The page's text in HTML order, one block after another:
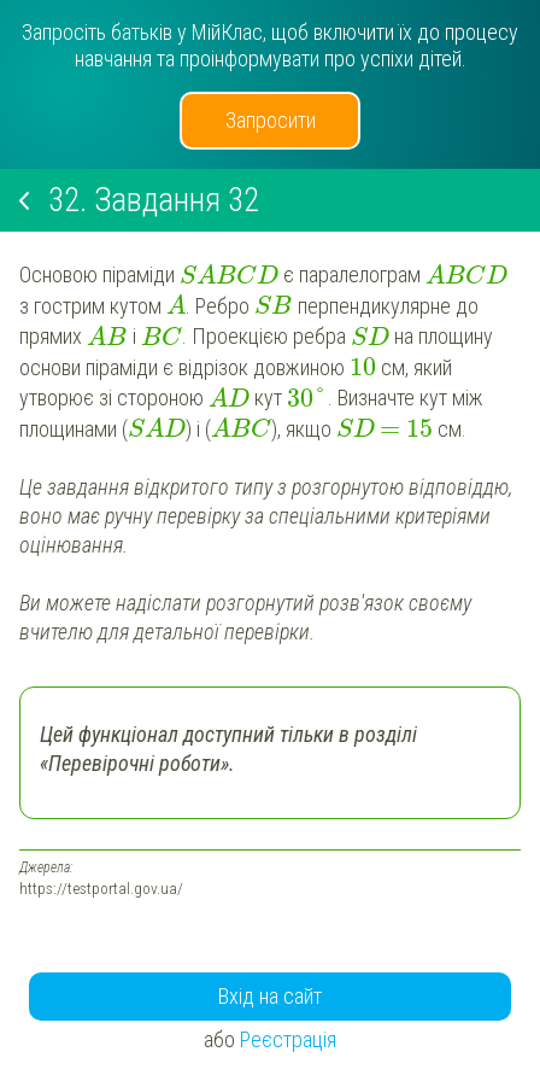
Запросіть батьків у МійКлас, щоб включити їх до процесу
навчання та проінформувати про успіхи дітей.
Запросити
32. Завдання 32
Основою піраміди SABCD є паралелограм ABCD
з гострим кутом A . Ребро SB перпендикулярне до
прямих AB і BC. Проекцією ребра SD на площину
основи піраміди є відрізок довжиною 10 см, який
утворює зі стороною AD кут 30° . Визначте кут між
площинами (SAD) i (ABC), якщо SD = 15 см.
Це завдання відкритого типу з розгорнутою відповіддю,
воно має ручну перевірку за спеціальними критеріями
оцінювання.
Ви можете надіслати розгорнутий розв'язок своєму
вчителю для детальної перевірки.
Цей функціонал доступний тільки в розділі
«Перевірочні роботи».
Джерела:
https://testportal.gov.ua/
Вхід на сайт
або Реєстрація